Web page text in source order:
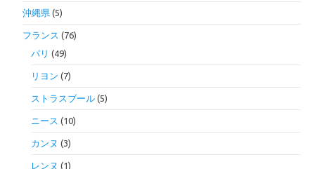
沖縄県 (5)
フランス (76)
パリ (49)
リヨン (7)
ストラスブール (5)
ニース (10)
カンヌ (3)
レンヌ (1)